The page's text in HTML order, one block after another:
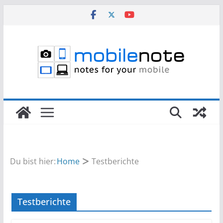
Du bist hier:Home Testberichte
Testberichte